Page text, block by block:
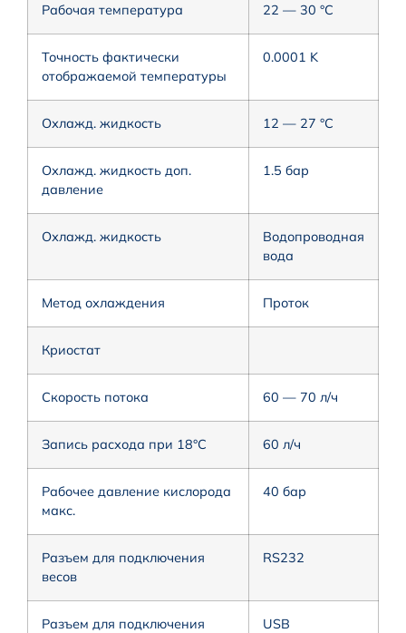
Рабочая температура 22 — 30 °C
Точность фактически
отображаемой температуры
0.0001 K
Охлажд. жидкость 12 — 27 °C
Охлажд. жидкость доп.
давление
1.5 бар
Охлажд. жидкость
Водопроводная
вода
Метод охлаждения Проток
Криостат
Скорость потока 60 — 70 л/ч
Запись расхода при 18°C 60 л/ч
Рабочее давление кислорода
макс.
40 бар
Разъем для подключения
весов
RS232
Разъем для подключения
USB